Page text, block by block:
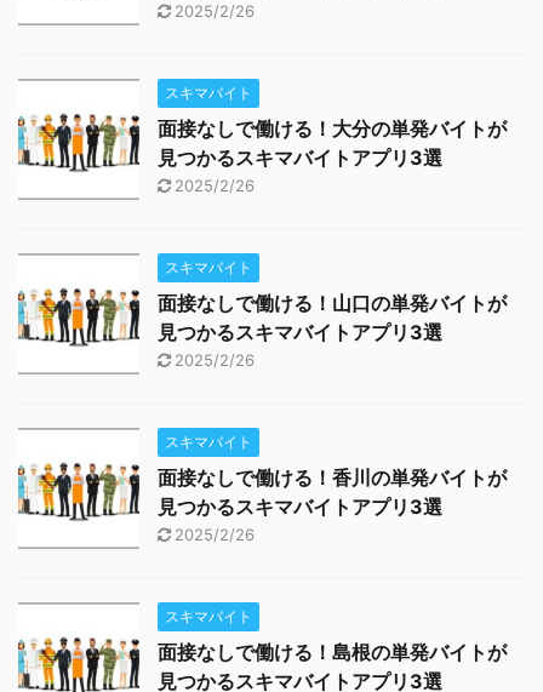
2025/2/26
スキマバイト
面接なしで働ける！大分の単発バイトが
見つかるスキマバイトアプリ3選
2025/2/26
スキマバイト
面接なしで働ける！山口の単発バイトが
見つかるスキマバイトアプリ3選
2025/2/26
スキマバイト
面接なしで働ける！香川の単発バイトが
見つかるスキマバイトアプリ3選
2025/2/26
スキマバイト
面接なしで働ける！島根の単発バイトが
見つかるスキマバイトアプリ3選